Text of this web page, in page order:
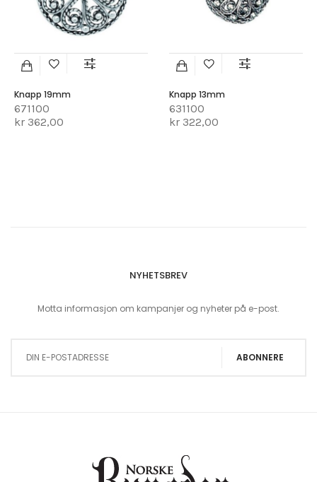
Knapp 19mm
671100
kr 362,00
Knapp 13mm
631100
kr 322,00
NYHETSBREV
Motta informasjon om kampanjer og nyheter på e-post.
ABONNERE